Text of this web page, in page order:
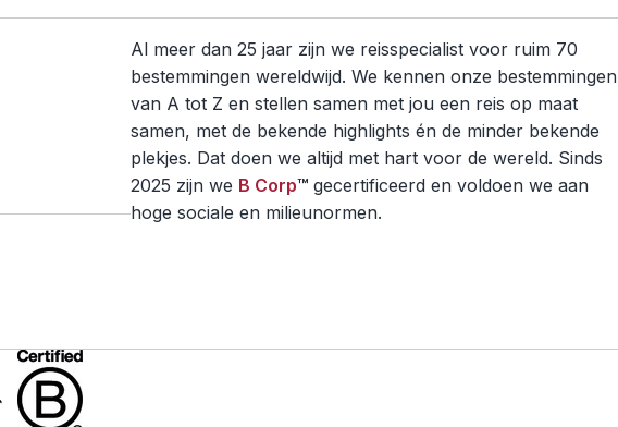
Al meer dan 25 jaar zijn we reisspecialist voor ruim 70
bestemmingen wereldwijd. We kennen onze bestemmingen
van A tot Z en stellen samen met jou een reis op maat
samen, met de bekende highlights én de minder bekende
plekjes. Dat doen we altijd met hart voor de wereld. Sinds
2025 zijn we B Corp™ gecertificeerd en voldoen we aan
hoge sociale en milieunormen.